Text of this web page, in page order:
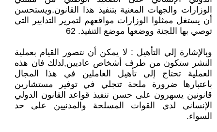
الوزارات والجهات المعنية بتنفيذ هذا القانون,ويستحسن
أن يستغل ممثلوا الوزارات مواقعهم لتمرير التدابير التي
توصي بها اللجنة ووضعها موضع التنفيذ. 62
وبالإشارة إلي التأهيل : لا يمكن أن نتصور القيام بعملية
النشر ستكون من طرف أشخاص عاديين,لذلك فان هذه
العملية تحتاج إلي تأهيل العاملين في هذا المجال
باعتبارها ضرورة ملحة تتجلي في توفير مستشارين
قانونين يسهرون على حسن تنفيذ قواعد القانون الدولي
الإنساني لدي القوات المسلحة والمدنيين على حد
السواء.